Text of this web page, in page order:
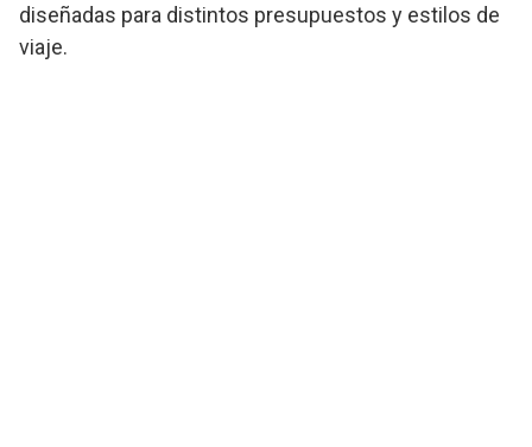
diseñadas para distintos presupuestos y estilos de
viaje.